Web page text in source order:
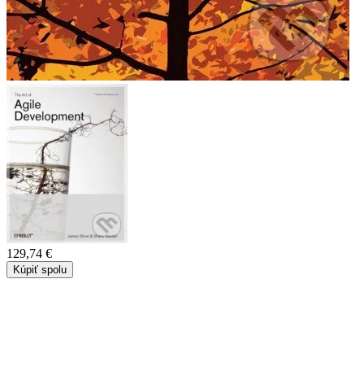
129,74 €
Kúpiť spolu